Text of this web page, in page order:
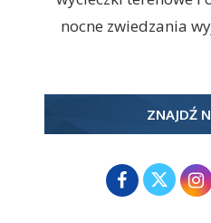
nocne zwiedzania
ZNAJDŹ